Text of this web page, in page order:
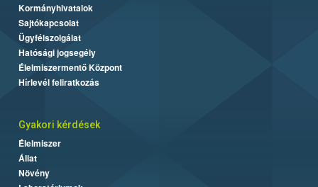
Kormányhivatalok
Sajtókapcsolat
Ügyfélszolgálat
Hatósági jogsegély
Élelmiszermentő Központ
Hírlevél feliratkozás
Gyakori kérdések
Élelmiszer
Állat
Növény